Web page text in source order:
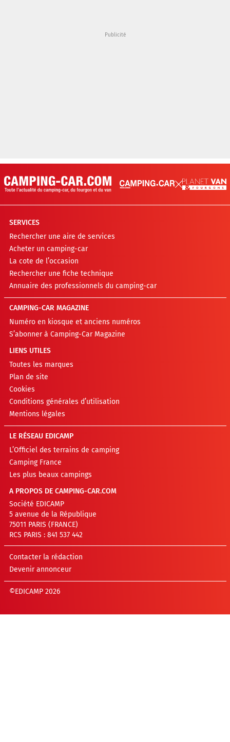
SERVICES
Rechercher une aire de services
Acheter un camping-car
La cote de l’occasion
Rechercher une fiche technique
Annuaire des professionnels du camping-car
CAMPING-CAR MAGAZINE
Numéro en kiosque et anciens numéros
S’abonner à Camping-Car Magazine
LIENS UTILES
Toutes les marques
Plan de site
Cookies
Conditions générales d’utilisation
Mentions légales
LE RÉSEAU EDICAMP
L’Officiel des terrains de camping
Camping France
Les plus beaux campings
A PROPOS DE CAMPING-CAR.COM
Société EDICAMP
5 avenue de la République
75011 PARIS (FRANCE)
RCS PARIS : 841 537 442
Contacter la rédaction
Devenir annonceur
©EDICAMP 2026